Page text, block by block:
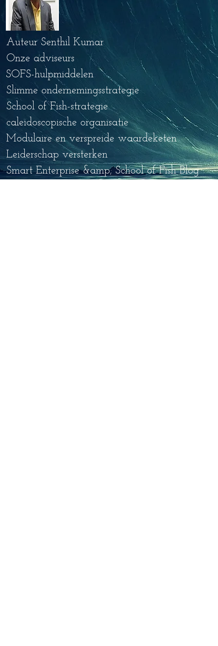
Onze adviseurs
Slimme ondernemingsstrategie
School of Fish-strategie
caleidoscopische organisatie
Modulaire en verspreide waardeketen
Leiderschap versterken
Smart Enterprise &amp; School of Fish Blog
Auteur Senthil Kumar
SOFS-hulpmiddelen